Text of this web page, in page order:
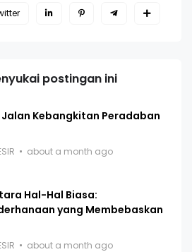
postingan ini
Jalan Kebangkitan Peradaban
about a month ago
Hal-Hal Biasa:
yang Membebaskan
about a month ago